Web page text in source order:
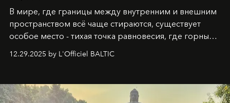
В мире, где границы между внутренним и внешним
пространством всё чаще стираются, существует
особое место - тихая точка равновесия, где горные
вершины Швейцарии встречаются с бездонными
глубинами человеческой души. Здесь, на стыке
Ольга Потапова - женщина, чей путь от поиска
истины превратился в искусство превращения
12.29.2025 by L'Officiel BALTIC